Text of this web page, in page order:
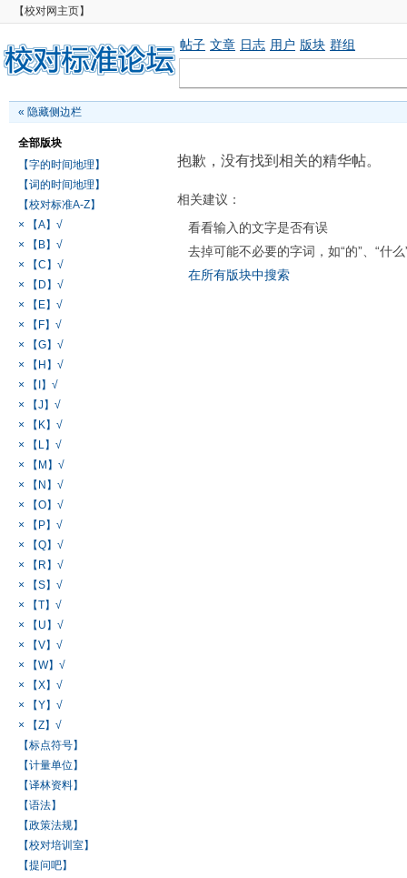
【校对网主页】
帖子 文章 日志 用户 版块 群组
« 隐藏侧边栏
全部版块
【字的时间地理】
【词的时间地理】
【校对标准A-Z】
× 【A】√
× 【B】√
× 【C】√
× 【D】√
× 【E】√
× 【F】√
× 【G】√
× 【H】√
× 【I】√
× 【J】√
× 【K】√
× 【L】√
× 【M】√
× 【N】√
× 【O】√
× 【P】√
× 【Q】√
× 【R】√
× 【S】√
× 【T】√
× 【U】√
× 【V】√
× 【W】√
× 【X】√
× 【Y】√
× 【Z】√
【标点符号】
【计量单位】
【译林资料】
【语法】
【政策法规】
【校对培训室】
【提问吧】
抱歉，没有找到相关的精华帖。
相关建议：
看看输入的文字是否有误
去掉可能不必要的字词，如“的”、“什么
在所有版块中搜索